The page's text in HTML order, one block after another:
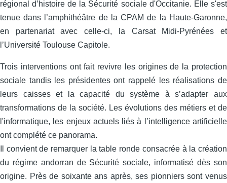
régional d’histoire de la Sécurité sociale d'Occitanie. Elle s'est
tenue dans l’amphithéâtre de la CPAM de la Haute-Garonne,
en partenariat avec celle‑ci, la Carsat Midi‑Pyrénées et
l’Université Toulouse Capitole.
Trois interventions ont fait revivre les origines de la protection
sociale tandis les présidentes ont rappelé les réalisations de
leurs caisses et la capacité du système à s’adapter aux
transformations de la société. Les évolutions des métiers et de
l'informatique, les enjeux actuels liés à l’intelligence artificielle
ont complété ce panorama.
Il convient de remarquer la table ronde consacrée à la création
du régime andorran de Sécurité sociale, informatisé dès son
origine. Près de soixante ans après, ses pionniers sont venus